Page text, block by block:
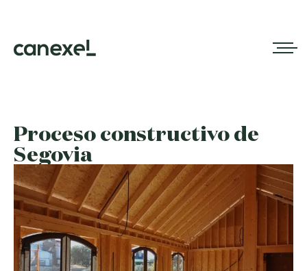
Proceso constructivo de
Segovia